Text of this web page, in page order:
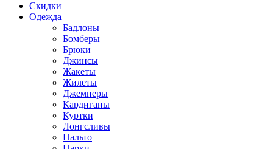
Скидки
Одежда
Бадлоны
Бомберы
Брюки
Джинсы
Жакеты
Жилеты
Джемперы
Кардиганы
Куртки
Лонгсливы
Пальто